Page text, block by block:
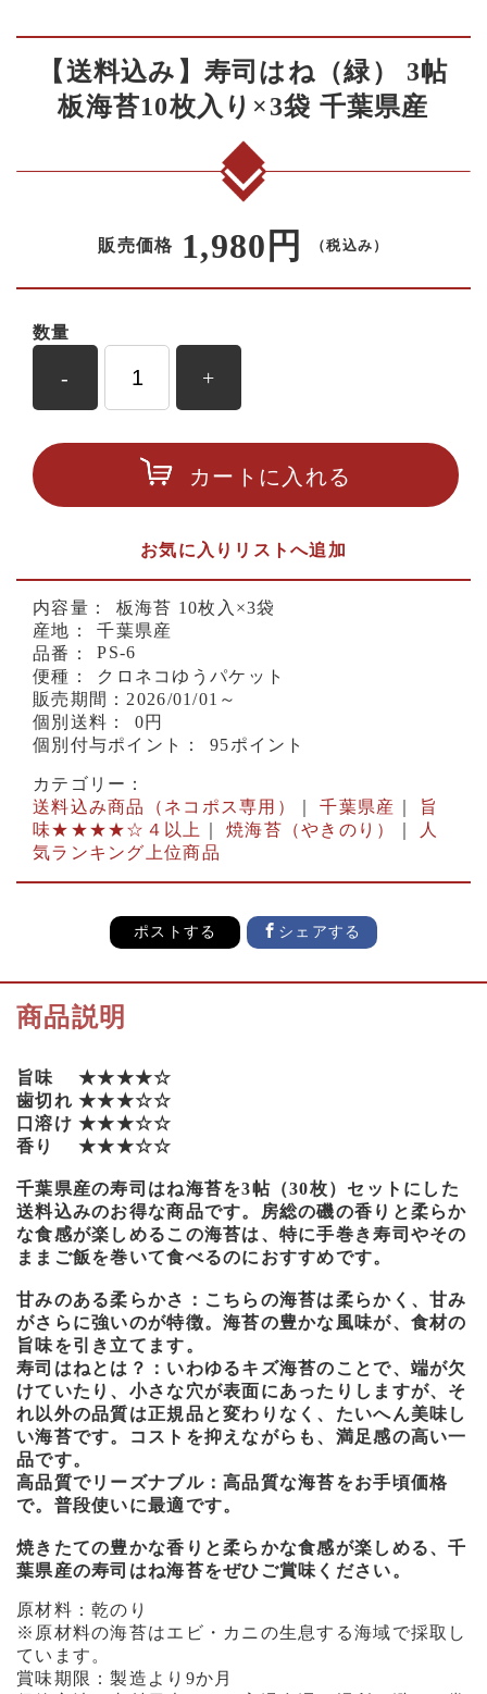
【送料込み】寿司はね（緑） 3帖
板海苔10枚入り×3袋 千葉県産
販売価格 1,980円 （税込み）
数量
- +
カートに入れる
お気に入りリストへ追加
内容量：
板海苔 10枚入×3袋
産地：
千葉県産
品番：
PS-6
便種：
クロネコゆうパケット
販売期間： 2026/01/01～
個別送料：
0円
個別付与ポイント：
95ポイント
カテゴリー：
送料込み商品（ネコポス専用）
｜千葉県産
旨
味★★★★☆４以上
｜焼海苔（やきのり）
人
気ランキング上位商品
ポストする シェアする
商品説明
旨味 ★★★★☆
歯切れ ★★★☆☆
口溶け ★★★☆☆
香り ★★★☆☆
千葉県産の寿司はね海苔を3帖（30枚）セットにした
送料込みのお得な商品です。房総の磯の香りと柔らか
な食感が楽しめるこの海苔は、特に手巻き寿司やその
ままご飯を巻いて食べるのにおすすめです。
甘みのある柔らかさ：こちらの海苔は柔らかく、甘み
がさらに強いのが特徴。海苔の豊かな風味が、食材の
旨味を引き立てます。
寿司はねとは？：いわゆるキズ海苔のことで、端が欠
けていたり、小さな穴が表面にあったりしますが、そ
れ以外の品質は正規品と変わりなく、たいへん美味し
い海苔です。コストを抑えながらも、満足感の高い一
品です。
高品質でリーズナブル：高品質な海苔をお手頃価格
で。普段使いに最適です。
焼きたての豊かな香りと柔らかな食感が楽しめる、千
葉県産の寿司はね海苔をぜひご賞味ください。
原材料：乾のり
※原材料の海苔はエビ・カニの生息する海域で採取し
ています。
賞味期限：製造より9か月